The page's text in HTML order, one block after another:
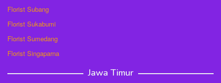
Florist Subang
Florist Sukabumi
Florist Sumedang
Florist Singaparna
Jawa Timur